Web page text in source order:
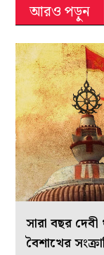
আরও পড়ুন
সারা বছর
বৈশাখের